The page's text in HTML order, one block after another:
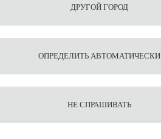
10S Добавить отзыв
SD3-10S
ДРУГОЙ ГОРОД
ОПРЕДЕЛИТЬ АВТОМАТИЧЕСКИ
НЕ СПРАШИВАТЬ